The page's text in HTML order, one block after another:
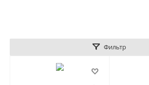
Фильтр